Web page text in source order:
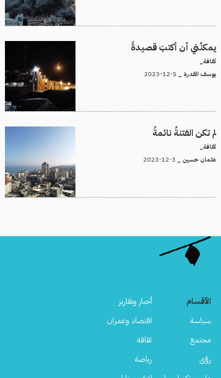
يمكنُني أن أكتبَ قصيدةً
ثقافة_
يوسف القدرة _
لم تكن الفتنةُ نائمةً
ثقافة_
عثمان حسين _
الأقسام
أخبار وتقارير
سياسة
اقتصاد وعمران
مجتمع
ثقافة
رؤى
رياضة